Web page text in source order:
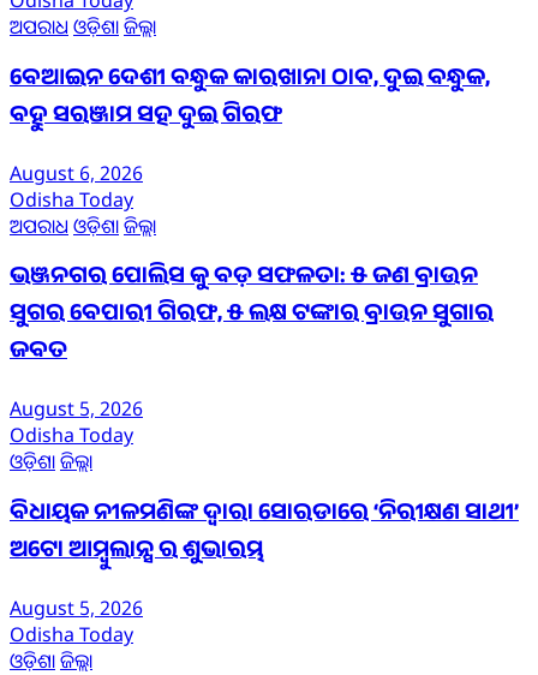
ଅପରାଧ ଓଡ଼ିଶାଜିଲ୍ଲା
ବେଆଇନ ଦେଶୀ ବନ୍ଧୁକ କାରଖାନା ଠାବ, ଦୁଇ ବନ୍ଧୁକ,
ବହୁ ସରଞ୍ଜାମ ସହ ଦୁଇ ଗିରଫ
August 6, 2026
Odisha Today
ଅପରାଧ ଓଡ଼ିଶାଜିଲ୍ଲା
ଭଞ୍ଜନଗର ପୋଲିସ କୁ ବଡ଼ ସଫଳତା: ୫ ଜଣ ବ୍ରାଉନ
ସୁଗର ବେପାରୀ ଗିରଫ, ୫ ଲକ୍ଷ ଟଙ୍କାର ବ୍ରାଉନ ସୁଗାର
ଜବତ
August 5, 2026
Odisha Today
ଓଡ଼ିଶାଜିଲ୍ଲା
ବିଧାୟକ ନୀଳମଣିଙ୍କ ଦ୍ବାରା ସୋରଡାରେ ‘ନିରୀକ୍ଷଣ ସାଥୀ’
ଅଟୋ ଆମ୍ବୁଲାନ୍ସ ର ଶୁଭାରମ୍ଭ
August 5, 2026
Odisha Today
ଓଡ଼ିଶାଜିଲ୍ଲା